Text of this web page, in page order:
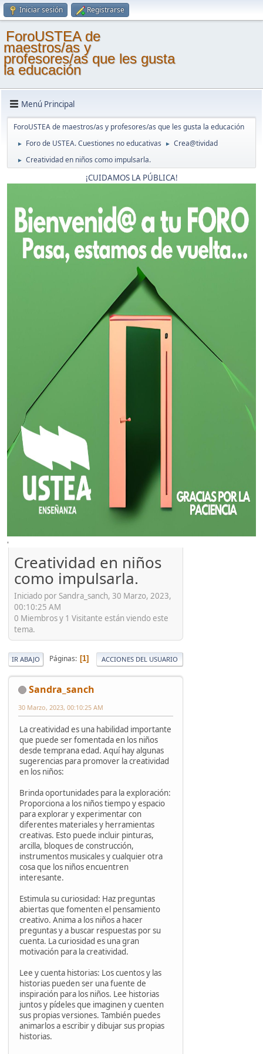
Iniciar sesión Registrarse
ForoUSTEA de
maestros/as y
profesores/as que les gusta
la educación
Menú Principal
ForoUSTEA de maestros/as y profesores/as que les gusta la educación
► Foro de USTEA. Cuestiones no educativas ► Crea@tividad
► Creatividad en niños como impulsarla.
¡CUIDAMOS LA PÚBLICA!
'
Creatividad en niños
como impulsarla.
Iniciado por Sandra_sanch, 30 Marzo, 2023,
00:10:25 AM
0 Miembros y 1 Visitante están viendo este
tema.
IR ABAJO Páginas 1 ACCIONES DEL USUARIO
Sandra_sanch
30 Marzo, 2023, 00:10:25 AM
La creatividad es una habilidad importante
que puede ser fomentada en los niños
desde temprana edad. Aquí hay algunas
sugerencias para promover la creatividad
en los niños:
Brinda oportunidades para la exploración:
Proporciona a los niños tiempo y espacio
para explorar y experimentar con
diferentes materiales y herramientas
creativas. Esto puede incluir pinturas,
arcilla, bloques de construcción,
instrumentos musicales y cualquier otra
cosa que los niños encuentren
interesante.
Estimula su curiosidad: Haz preguntas
abiertas que fomenten el pensamiento
creativo. Anima a los niños a hacer
preguntas y a buscar respuestas por su
cuenta. La curiosidad es una gran
motivación para la creatividad.
Lee y cuenta historias: Los cuentos y las
historias pueden ser una fuente de
inspiración para los niños. Lee historias
juntos y pídeles que imaginen y cuenten
sus propias versiones. También puedes
animarlos a escribir y dibujar sus propias
historias.